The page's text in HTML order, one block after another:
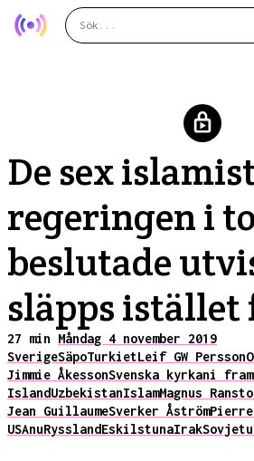
De sex
regeringen i
beslutade
släpps
27 min Måndag 4 november 2019
SverigeSäpoTurkietLeif GW Persson
Jimmie ÅkessonSvenska kyrkani
IslandUzbekistanIslamMagnus
Jean GuillaumeSverker Åström
USAnuRysslandEskilstunaIrak